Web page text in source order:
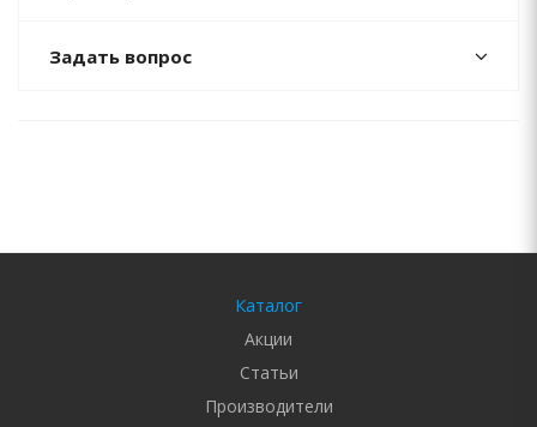
Задать вопрос
Каталог
Акции
Статьи
Производители